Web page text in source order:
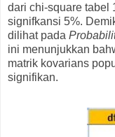
dari chi-square tabel
signifkansi 5%.
dilihat pada
ini menunjukkan
matrik kovarians
signifikan.